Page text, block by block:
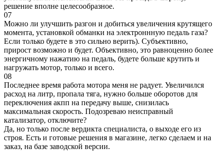
решение вполне целесообразное.
07
Можно ли улучшить разгон и добиться увеличения крутящего
момента, установкой обманки на электроннную педаль газа?
Если только будете в это сильно верить). Субъективно,
прирост возможно и будет. Объективно, это равноценно более
энергичному нажатию на педаль, будете больше крутить и
нагружать мотор, только и всего.
08
Последнее время работа мотора меня не радует. Увеличился
расход на литр, пропала тяга, нужно больше оборотов для
переключения акпп на передачу выше, снизилась
максимальная скорость. Подозреваю неисправный
катализатор, отключите?
Да, но только после вердикта специалиста, о выходе его из
строя. Есть и готовые решения в магазине, легко сделаем и на
заказ, на базе заводской версии.